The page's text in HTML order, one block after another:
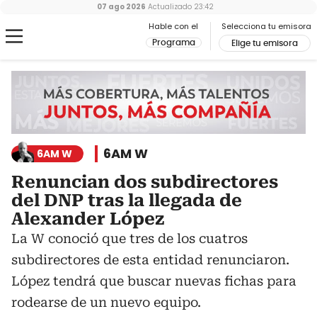
Hable con el
Programa
Selecciona tu emisora
Elige tu emisora
07 ago 2026 Actualizado 23:42
6AM W 6AM W
Renuncian dos subdirectores
del DNP tras la llegada de
Alexander López
La W conoció que tres de los cuatros
subdirectores de esta entidad renunciaron.
López tendrá que buscar nuevas fichas para
rodearse de un nuevo equipo.